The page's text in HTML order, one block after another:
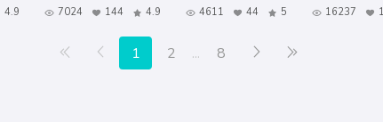
4.9 7024 144 4.9 4611 44 5 16237
Primera página
Anterior
1 2 ... 8 Siguiente